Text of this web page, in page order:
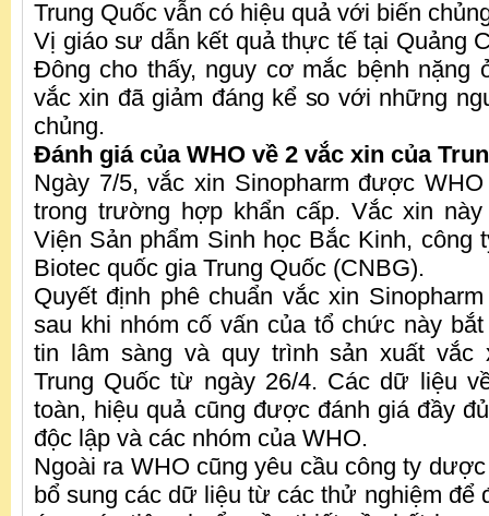
Trung Quốc vẫn có hiệu quả với biến
Vị giáo sư dẫn kết quả thực tế tại Quảng
Đông cho thấy, nguy cơ mắc bệnh nặng
vắc xin đã giảm đáng kể so với những
chủng.
Đánh giá của WHO về 2 vắc xin của
Ngày 7/5, vắc xin Sinopharm được
trong trường hợp khẩn cấp. Vắc xin
Viện Sản phẩm Sinh học Bắc Kinh, công
Biotec quốc gia Trung Quốc (CNBG).
Quyết định phê chuẩn vắc xin
sau khi nhóm cố vấn của tổ chức này
tin lâm sàng và quy trình sản xuất vắc
Trung Quốc từ ngày 26/4. Các dữ liệu
toàn, hiệu quả cũng được đánh giá đầy
độc lập và các nhóm của WHO.
Ngoài ra WHO cũng yêu cầu công ty
bổ sung các dữ liệu từ các thử nghiệm để